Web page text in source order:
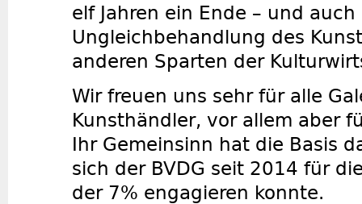
elf Jahren ein Ende – und auch
Ungleichbehandlung des
anderen Sparten der
Wir freuen uns sehr für alle
Kunsthändler, vor allem aber
Ihr Gemeinsinn hat die Basis
sich der BVDG seit 2014 für
der 7% engagieren konnte.